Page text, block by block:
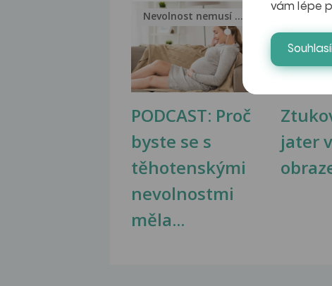
PODCAST: Proč
byste se s
těhotenskými
nevolnostmi
měla...
Nevolnost nemusí být nutnou...
jater
Jak
vám lépe